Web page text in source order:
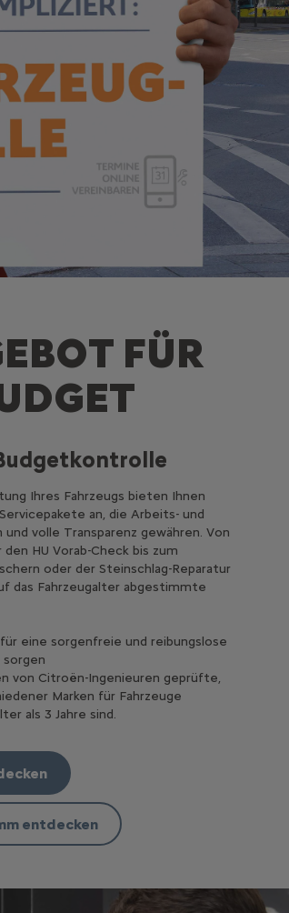
FÜR
Ihres Fahrzeugs bieten Ihnen
an, die Arbeits- und
volle Transparenz gewähren. Von
HU Vorab-Check bis zum
oder der Steinschlag-Reparatur
das Fahrzeugalter abgestimmte
eine sorgenfreie und reibungslose
sorgen
von Citroën-Ingenieuren geprüfte,
Marken für Fahrzeuge
als 3 Jahre sind.
entdecken